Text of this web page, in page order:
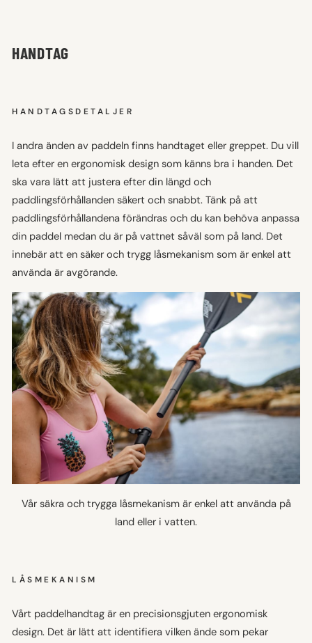
HANDTAG
HANDTAGSDETALJER
I andra änden av paddeln finns handtaget eller greppet. Du vill
leta efter en ergonomisk design som känns bra i handen. Det
ska vara lätt att justera efter din längd och
paddlingsförhållanden säkert och snabbt. Tänk på att
paddlingsförhållandena förändras och du kan behöva anpassa
din paddel medan du är på vattnet såväl som på land. Det
innebär att en säker och trygg låsmekanism som är enkel att
använda är avgörande.
Vår säkra och trygga låsmekanism är enkel att använda på
land eller i vatten.
LÅSMEKANISM
Vårt paddelhandtag är en precisionsgjuten ergonomisk
design. Det är lätt att identifiera vilken ände som pekar